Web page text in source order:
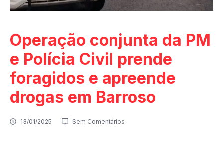
Operação conjunta da PM
e Polícia Civil prende
foragidos e apreende
drogas em Barroso
13/01/2025 Sem Comentários